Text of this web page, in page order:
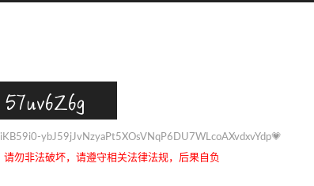
57uv6Z6g
ybJ59jJvNzyaPt5XOsVNqP6DU7WLcoAXvdxvYdp💗
勿非法破坏，请遵守相关法律法规，后果自负